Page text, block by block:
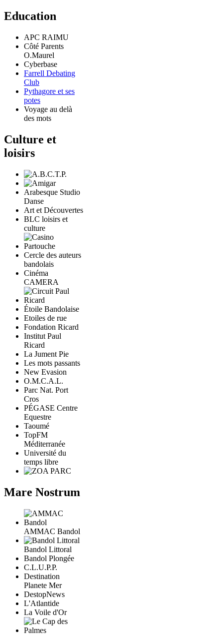
Education
APC RAIMU
Côté Parents
O.Maurel
Cyberbase
Farrell Debating
Club
Pythagore et ses
potes
Voyage au delà
des mots
Culture et
loisirs
Arabesque Studio
Danse
Art et Découvertes
BLC loisirs et
culture
Cercle des auteurs
bandolais
Cinéma
CAMERA
Étoile Bandolaise
Etoiles de rue
Fondation Ricard
Institut Paul
Ricard
La Jument Pie
Les mots passants
New Evasion
O.M.C.A.L.
Parc Nat. Port
Cros
PÉGASE Centre
Equestre
Taoumé
TopFM
Méditerranée
Université du
temps libre
Mare Nostrum
AMMAC Bandol
Bandol Littoral
Bandol Plongée
C.L.U.P.P.
Destination
Planete Mer
DestopNews
L'Atlantide
La Voile d'Or